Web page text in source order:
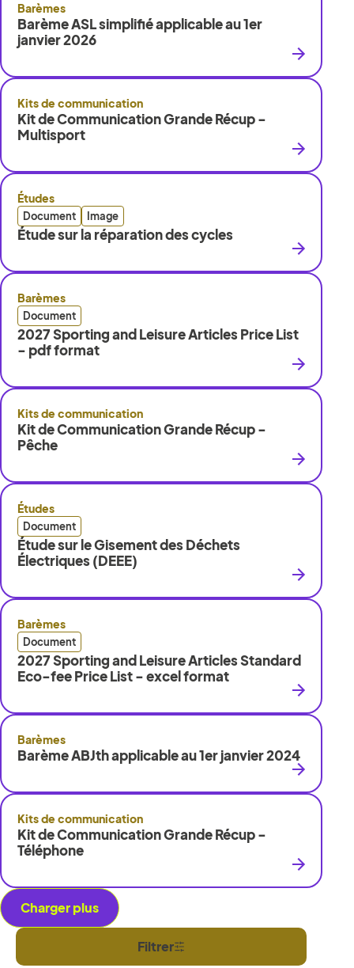
Barèmes
Barème ASL simplifié applicable au 1er
janvier 2026
Kits de communication
Kit de Communication Grande Récup -
Multisport
Études
Document Image
Étude sur la réparation des cycles
Barèmes
Document
2027 Sporting and Leisure Articles Price List
- pdf format
Kits de communication
Kit de Communication Grande Récup -
Pêche
Études
Document
Étude sur le Gisement des Déchets
Électriques (DEEE)
Barèmes
Document
2027 Sporting and Leisure Articles Standard
Eco-fee Price List - excel format
Barèmes
Barème ABJth applicable au 1er janvier 2024
Kits de communication
Kit de Communication Grande Récup -
Téléphone
Charger plus
Filtrer